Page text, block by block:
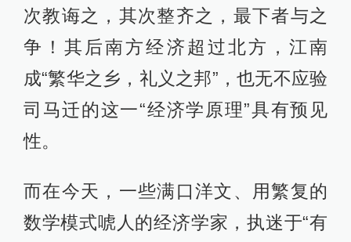
次教诲之，其次整齐之，最下者与之
争！其后南方经济超过北方，江南
成“繁华之乡，礼义之邦”，也无不应验
司马迁的这一“经济学原理”具有预见
性。
而在今天，一些满口洋文、用繁复的
数学模式唬人的经济学家，执迷于“有